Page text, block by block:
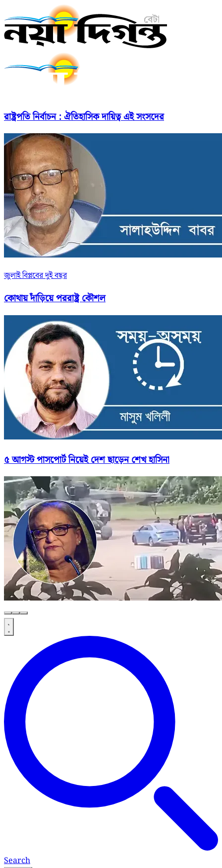
রাষ্ট্রপতি নির্বাচন : ঐতিহাসিক দায়িত্ব এই সংসদের
জুলাই বিপ্লবের দুই বছর
কোথায় দাঁড়িয়ে পররাষ্ট্র কৌশল
৫ আগস্ট পাসপোর্ট নিয়েই দেশ ছাড়েন শেখ হাসিনা
Search